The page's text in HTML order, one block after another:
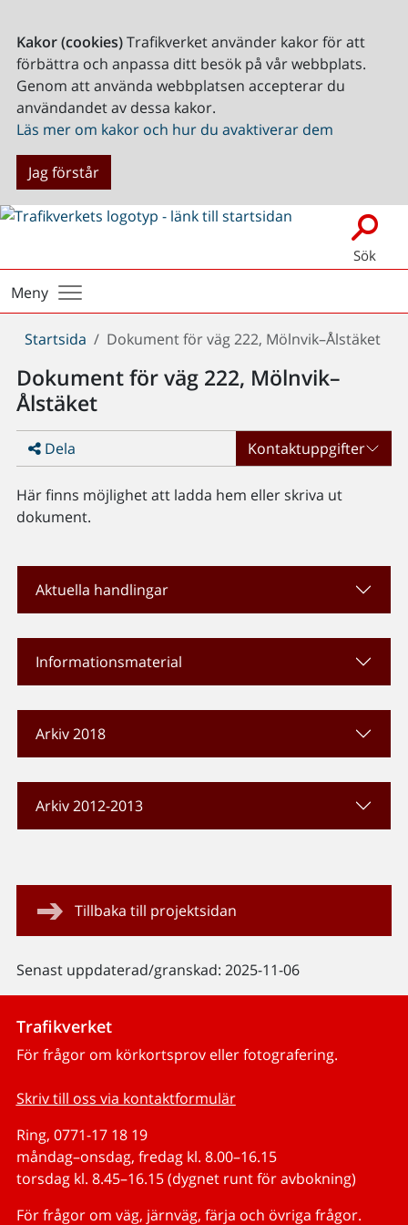
Kakor (cookies)Trafikverket använder kakor för att
förbättra och anpassa ditt besök på vår webbplats.
Genom att använda webbplatsen accepterar du
användandet av dessa kakor.
Läs mer om kakor och hur du avaktiverar dem
Jag förstår
Sök
Meny
Du
här:
Startsida Dokument för väg 222, Mölnvik–Ålstäket
Dokument för väg 222, Mölnvik–
Ålstäket
Dela Kontaktuppgifter
Här finns möjlighet att ladda hem eller skriva ut
dokument.
Aktuella handlingar
Informationsmaterial
Arkiv 2018
Arkiv 2012-2013
Tillbaka till projektsidan
Senast uppdaterad/granskad: 2025-11-06
Trafikverket
För frågor om körkortsprov eller fotografering.
Skriv till oss via kontaktformulär
Ring, 0771-17 18 19
måndag–onsdag, fredag kl. 8.00–16.15
torsdag kl. 8.45–16.15 (dygnet runt för avbokning)
För frågor om väg, järnväg, färja och övriga frågor.